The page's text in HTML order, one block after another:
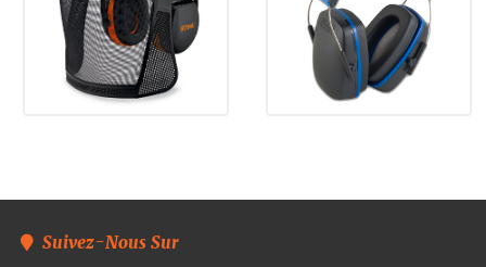
Suivez-Nous Sur